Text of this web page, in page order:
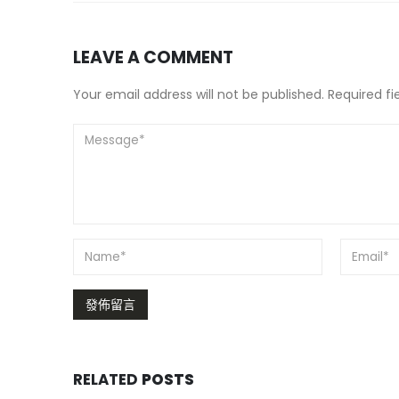
LEAVE A COMMENT
Your email address will not be published. Required
RELATED POSTS